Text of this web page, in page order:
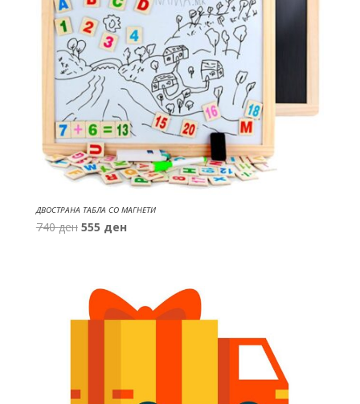
ДВОСТРАНА ТАБЛА СО МАГНЕТИ
740ден Original
555 денCurrent